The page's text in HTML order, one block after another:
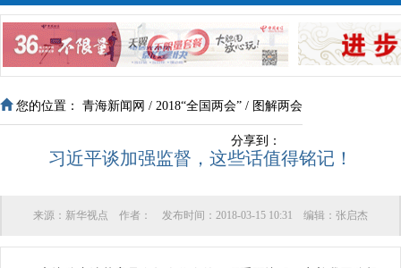
您的位置： 青海新闻网 / 2018“全国两会” / 图解两会
分享到：
习近平谈加强监督，这些话值得铭记！
来源： 新华视点 作者： 发布时间： 2018-03-15 10:31 编辑： 张启杰